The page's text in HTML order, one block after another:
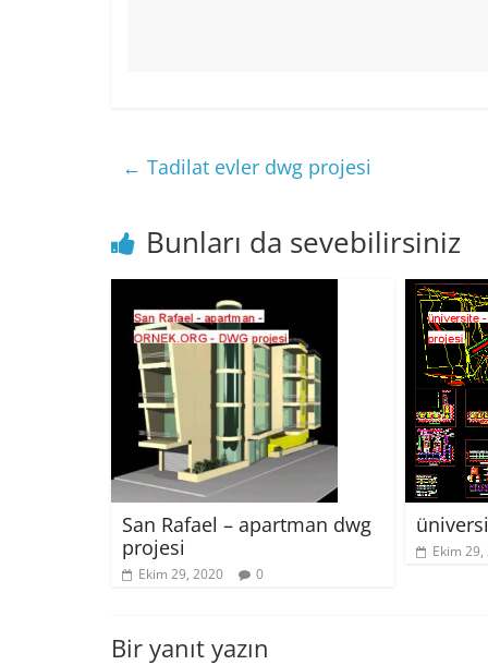
← Tadilat evler dwg projesi
Bunları da sevebilirsiniz
San Rafael – apartman dwg
projesi
Ekim 29, 2020 0
Ekim
Bir yanıt yazın